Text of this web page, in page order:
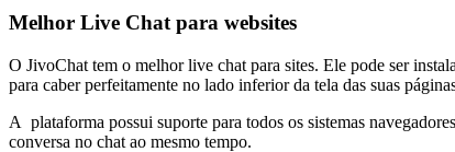
Melhor Live Chat para websites
O JivoChat tem o melhor live chat para sites. Ele pode ser
para caber perfeitamente no lado inferior da tela das suas
A plataforma possui suporte para todos os sistemas
conversa no chat ao mesmo tempo.